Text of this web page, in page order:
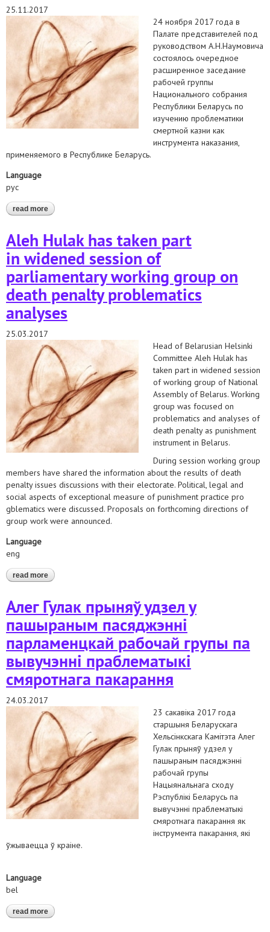
25.11.2017
24 ноября 2017 года в
Палате представителей под
руководством А.Н.Наумовича
состоялось очередное
расширенное заседание
рабочей группы
Национального собрания
Республики Беларусь по
изучению проблематики
смертной казни как
инструмента наказания,
применяемого в Республике Беларусь.
Language
рус
read more about олег гулак принял участие в очередном расширенном
заседании парламентской рабочей группы по изучению
Aleh Hulak has taken part
in widened session of
parliamentary working group on
death penalty problematics
analyses
25.03.2017
Head of Belarusian Helsinki
Committee Aleh Hulak has
taken part in widened session
of working group of National
Assembly of Belarus. Working
group was focused on
problematics and analyses of
death penalty as punishment
instrument in Belarus.
During session working group
members have shared the information about the results of death
penalty issues discussions with their electorate. Political, legal and
social aspects of exceptional measure of punishment practice pro
gblematics were discussed. Proposals on forthcoming directions of
group work were announced.
Language
eng
read more about aleh hulak has taken part in widened session of
parliamentary working group on death penalty problematics
Алег Гулак прыняў удзел у
пашыраным пасяджэнні
парламенцкай рабочай групы па
вывучэнні праблематыкі
смяротнага пакарання
24.03.2017
23 сакавіка 2017 года
старшыня Беларускага
Хельсінкскага Камітэта Алег
Гулак прыняў удзел у
пашыраным пасяджэнні
рабочай групы
Нацыянальнага сходу
Рэспублікі Беларусь па
вывучэнні праблематыкі
смяротнага пакарання як
інструмента пакарання, які
ўжываецца ў краіне.
Language
bel
read more about алег гулак прыняў удзел у пашыраным пасяджэнні
парламенцкай рабочай групы па вывучэнні праблематыкі